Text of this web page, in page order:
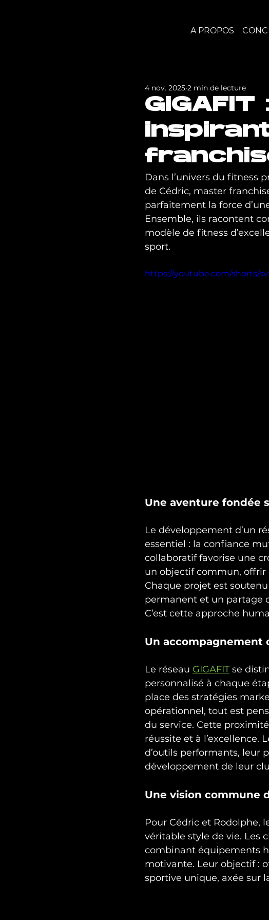
A PROPOS
4 nov. 2025 2 min de lecture
Dans l’univers du fitness
de Cédric, master
parfaitement la force
Ensemble, ils racontent
modèle de fitness
sport.
https://youtube.com/shorts/
Une aventure fondée
Le développement d’un
essentiel : la confiance
collaboratif favorise une
un objectif commun,
Chaque projet est
permanent et un partage
C’est cette approche
Un accompagnement
Le réseau GIGAFIT se
personnalisé à chaque
place des stratégies
opérationnel, tout est
du service. Cette
réussite et à l’excellence.
d’outils performants, leur
développement de leur
Une vision commune
Pour Cédric et Rodolphe,
véritable style de vie. Les
combinant équipements
motivante. Leur objectif :
sportive unique, axée sur